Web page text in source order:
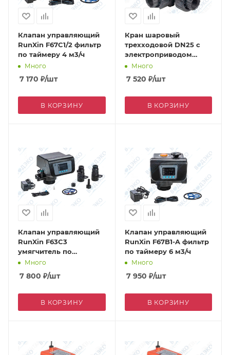
Клапан управляющий
RunXin F67C1/2 фильтр
по таймеру 4 м3/ч
Много
7 170 ₽/шт
В КОРЗИНУ
Кран шаровый
трехходовой DN25 с
электроприводом
DC24V (Q91402-25) ВР
Много
7 520 ₽/шт
В КОРЗИНУ
Клапан управляющий
RunXin F63C3
умягчитель по
счетчику 4 м3/ч
Много
7 800 ₽/шт
В КОРЗИНУ
Клапан управляющий
RunXin F67B1-A фильтр
по таймеру 6 м3/ч
Много
7 950 ₽/шт
В КОРЗИНУ